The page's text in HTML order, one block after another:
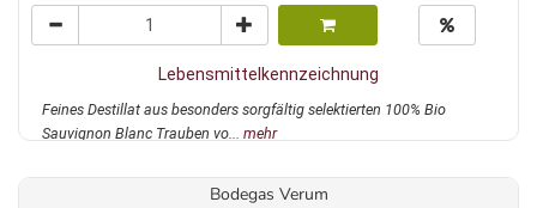
Lebensmittelkennzeichnung
Feines Destillat aus besonders sorgfältig selektierten 100% Bio
Sauvignon Blanc Trauben vo... mehr
Bodegas Verum